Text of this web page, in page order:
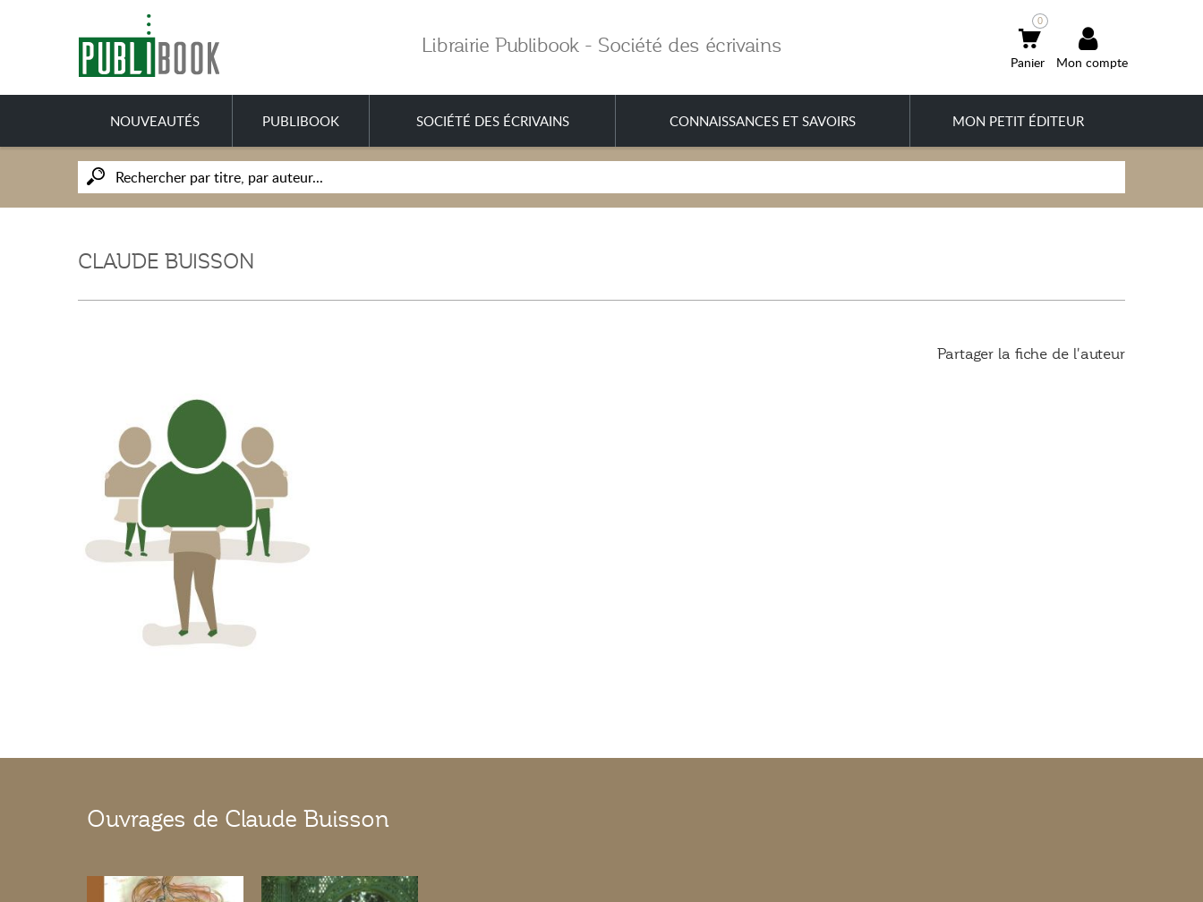
Librairie Publibook - Société des écrivains
Mon compte
0
NOUVEAUTÉS PUBLIBOOK SOCIÉTÉ DES ÉCRIVAINS CONNAISSANCES ET SAVOIRS MON PETIT ÉDITEUR
CLAUDE BUISSON
Partager la fiche de l'auteur
Ouvrages de Claude Buisson